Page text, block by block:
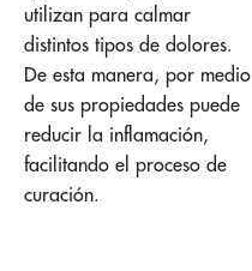
utilizan para calmar
distintos tipos de dolores.
De esta manera, por medio
de sus propiedades puede
reducir la inflamación,
facilitando el proceso de
curación.